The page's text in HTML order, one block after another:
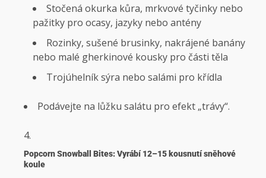
Stočená okurka kůra, mrkvové tyčinky nebo
pažitky pro ocasy, jazyky nebo antény
Rozinky, sušené brusinky, nakrájené banány
nebo malé gherkinové kousky pro části těla
Trojúhelník sýra nebo salámi pro křídla
Podávejte na lůžku salátu pro efekt „trávy“.
Popcorn Snowball Bites: Vyrábí 12–15 kousnutí sněhové
koule